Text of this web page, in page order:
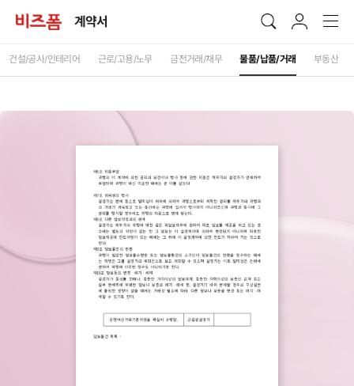
계약서
건설/공사/인테리어 근로/고용/노무 금전거래/채무 물품/납품/거래 부동산